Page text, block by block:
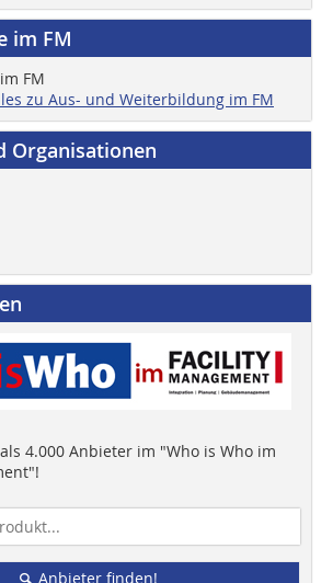
im FM
zu Aus- und Weiterbildung im FM
Organisationen
4.000 Anbieter im "Who is Who im
Anbieter finden!